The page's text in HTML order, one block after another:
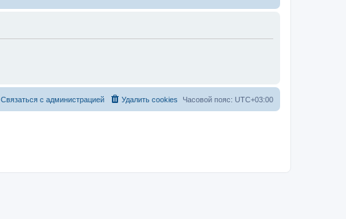
Часовой пояс: UTC+03:00
Удалить cookies
Связаться с администрацией